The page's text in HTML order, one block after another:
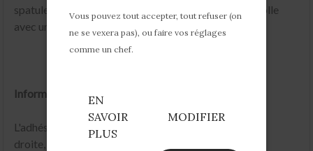
spatule ou d'un tournevis puis retirez les résidus de colle
avec un dissolvant prévu à cet effet.
Informations importantes :
L'adhésivage de la dalle dépasse de 2.5cm en haut et à
droite, garantissant une étanchéité parfaite.
Vous pouvez tout accepter, tout refuser (on
ne se vexera pas), ou faire vos réglages
comme un chef.
EN
SAVOIR
PLUS
MODIFIER